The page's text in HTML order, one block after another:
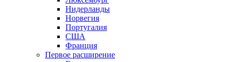
Нидерланды
Норвегия
Португалия
США
Франция
Первое расширение